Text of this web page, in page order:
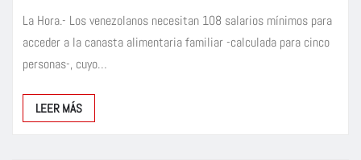
La Hora.- Los venezolanos necesitan 108 salarios mínimos para
acceder a la canasta alimentaria familiar -calculada para cinco
personas-, cuyo…
LEER MÁS